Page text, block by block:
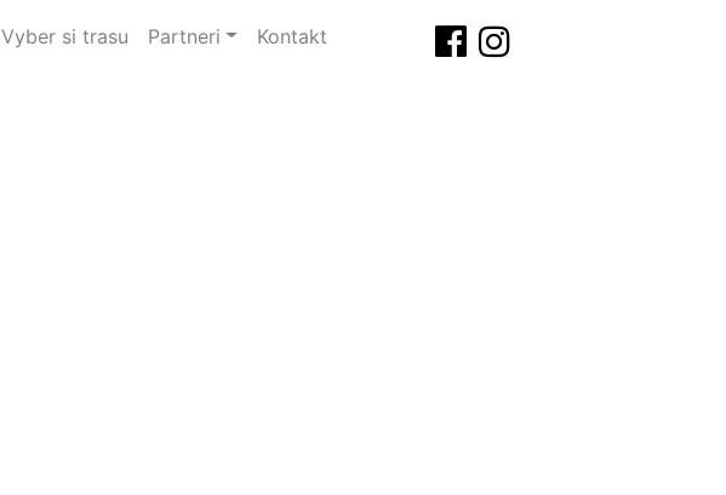
Vyber si trasu Partneri Kontakt